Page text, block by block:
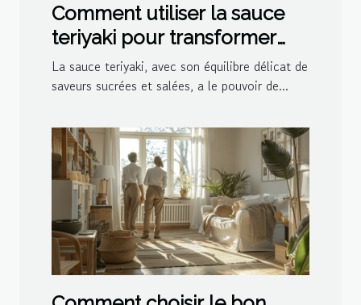
Comment utiliser la sauce
teriyaki pour transformer
vos plats
La sauce teriyaki, avec son équilibre délicat de
saveurs sucrées et salées, a le pouvoir de...